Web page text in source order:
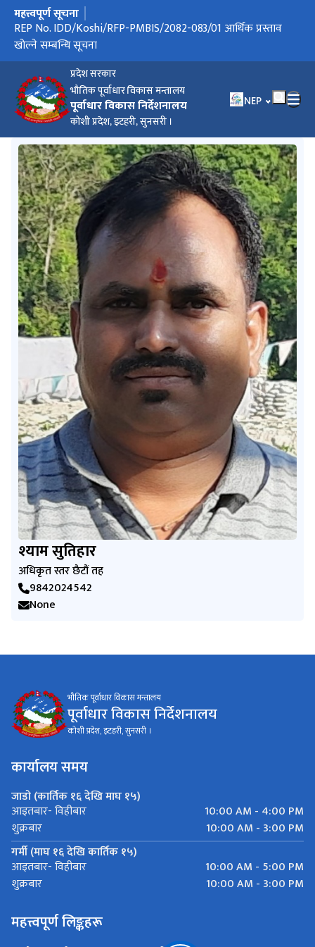
प्रदेश सरकार
भौतिक पूर्वाधार विकास मन्तालय
पूर्वाधार विकास निर्देशनालय
कोशी प्रदेश, इटहरी, सुनसरी ।
भाषा चयन गर्नुहोस्
NEP
मुख्य नेभिगेसनमा जानुहोस्
महत्त्वपूर्ण सूचना
REP No. IDD/Koshi/RFP-PMBIS/2082-083/01 आर्थिक प्रस्ताव
खोल्ने सम्बन्धि सूचना
परामार्शदाताको प्रस्ताव स्वीकृति गर्ने आश्यको सूचना
संक्षिप्त सुची सम्बन्धमा
खर्चको फाँटवारी कार्तिक, (आ.व. २०८२/०८३)
खर्चको फाँटवारी असार, (आ.व. २०८१/०८२)
संगठन संरचना
वार्षिक प्रगति विवरण २०८१-०८२
भौतिक पूर्वाधार विकास मन्त्रालय अन्तर्गत कार्यक्रम पुस्तिका आर्थिक बर्ष
२०८२_८३
सडक सूची
मर्मत सम्भार तथा पुनर्निर्माण कोष सञ्चालन कार्यविधि, २०८१
प्रदेश नं. १ प्रदेश वातावरण संरक्षण ऐन, २०७६
श्याम सुतिहार
अधिकृत स्तर छैटौं तह
9842024542
None
भौतिक पूर्वाधार विकास मन्तालय
पूर्वाधार विकास निर्देशनालय
कोशी प्रदेश, इटहरी, सुनसरी ।
कार्यालय समय
जाडो (कार्तिक १६ देखि माघ १५)
आइतबार- विहीबार
10:00 AM - 4:00 PM
शुक्रबार
10:00 AM - 3:00 PM
गर्मी (माघ १६ देखि कार्तिक १५)
आइतबार- विहीबार
10:00 AM - 5:00 PM
शुक्रबार
10:00 AM - 3:00 PM
महत्त्वपूर्ण लिङ्कहरू